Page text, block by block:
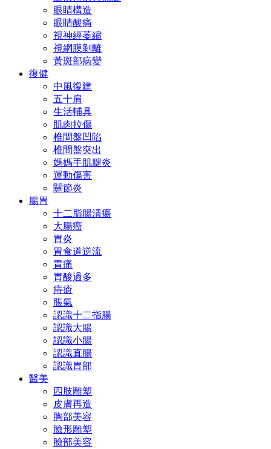
眼睛構造
眼睛酸痛
視神經萎縮
視網膜剝離
黃斑部病變
復健
中風復建
五十肩
生活輔具
肌肉拉傷
椎間盤凹陷
椎間盤突出
媽媽手肌腱炎
運動傷害
關節炎
腸胃
十二脂腸潰瘍
大腸癌
胃炎
胃食道逆流
胃痛
胃酸過多
痔瘡
脹氣
認識十二指腸
認識大腸
認識小腸
認識直腸
認識胃部
醫美
四肢雕塑
皮膚再造
胸部美容
臉形雕塑
臉部美容